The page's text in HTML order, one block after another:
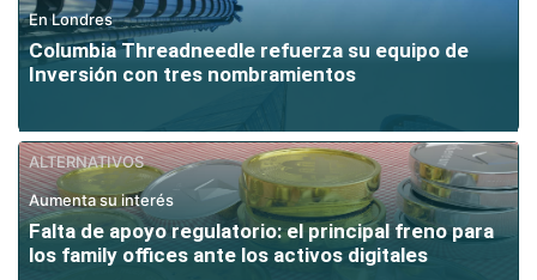
En Londres
Columbia Threadneedle refuerza su equipo de
Inversión con tres nombramientos
ALTERNATIVOS
Aumenta su interés
Falta de apoyo regulatorio: el principal freno para
los family offices ante los activos digitales